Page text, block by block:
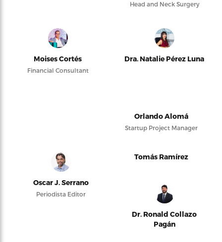
Head and Neck Surgery
Moises Cortés
Financial Consultant
Dra. Natalie Pérez Luna
Orlando Alomá
Startup Project Manager
Oscar J. Serrano
Periodista Editor
Tomás Ramírez
Dr. Ronald Collazo
Pagán